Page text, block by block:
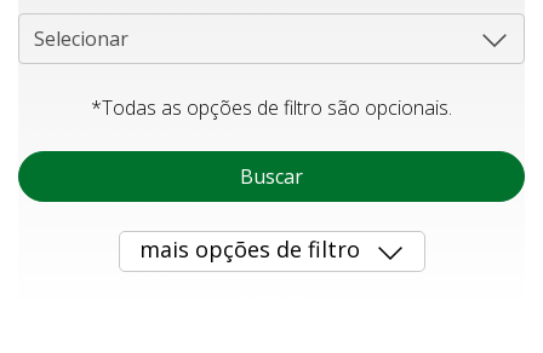
Selecionar
*Todas as opções de filtro são opcionais.
Buscar
mais opções de filtro